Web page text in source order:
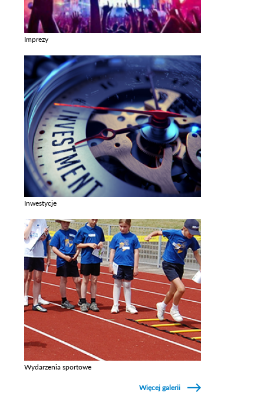
Imprezy
Inwestycje
Wydarzenia sportowe
Więcej galerii